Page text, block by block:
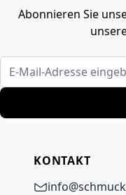
Abonnieren Sie
E-Mail-Adresse eingeben
KONTAKT